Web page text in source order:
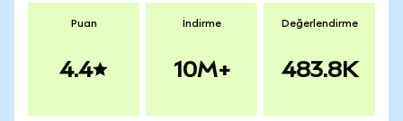
Puan
4.4
İndirme
10M+
Değerlendirme
483.8K